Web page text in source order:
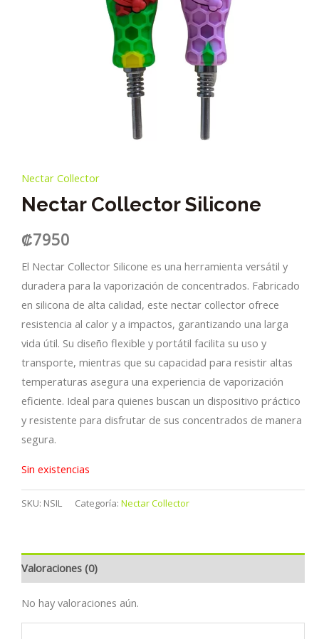
Nectar Collector
Nectar Collector Silicone
₡7950
El Nectar Collector Silicone es una herramienta versátil y
duradera para la vaporización de concentrados. Fabricado
en silicona de alta calidad, este nectar collector ofrece
resistencia al calor y a impactos, garantizando una larga
vida útil. Su diseño flexible y portátil facilita su uso y
transporte, mientras que su capacidad para resistir altas
temperaturas asegura una experiencia de vaporización
eficiente. Ideal para quienes buscan un dispositivo práctico
y resistente para disfrutar de sus concentrados de manera
segura.
Sin existencias
SKU: NSIL Categoría: Nectar Collector
Valoraciones (0)
No hay valoraciones aún.